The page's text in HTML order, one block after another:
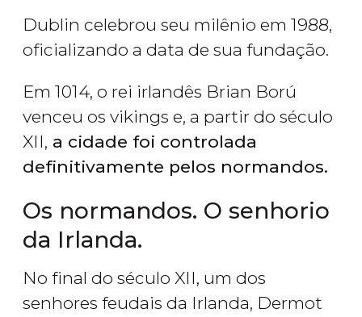
Dublin celebrou seu milênio em 1988,
oficializando a data de sua fundação.
Em 1014, o rei irlandês Brian Ború
venceu os vikings e, a partir do século
XII, a cidade foi controlada
definitivamente pelos normandos.
Os normandos. O senhorio
da Irlanda.
No final do século XII, um dos
senhores feudais da Irlanda, Dermot